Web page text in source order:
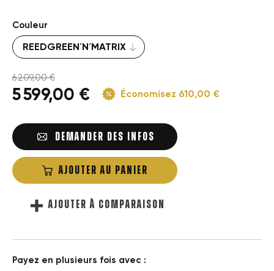
Couleur
6 209,00 €
5 599,00 € Économisez 610,00 €
DEMANDER DES INFOS
AJOUTER AU PANIER
AJOUTER À COMPARAISON
Payez en plusieurs fois avec :